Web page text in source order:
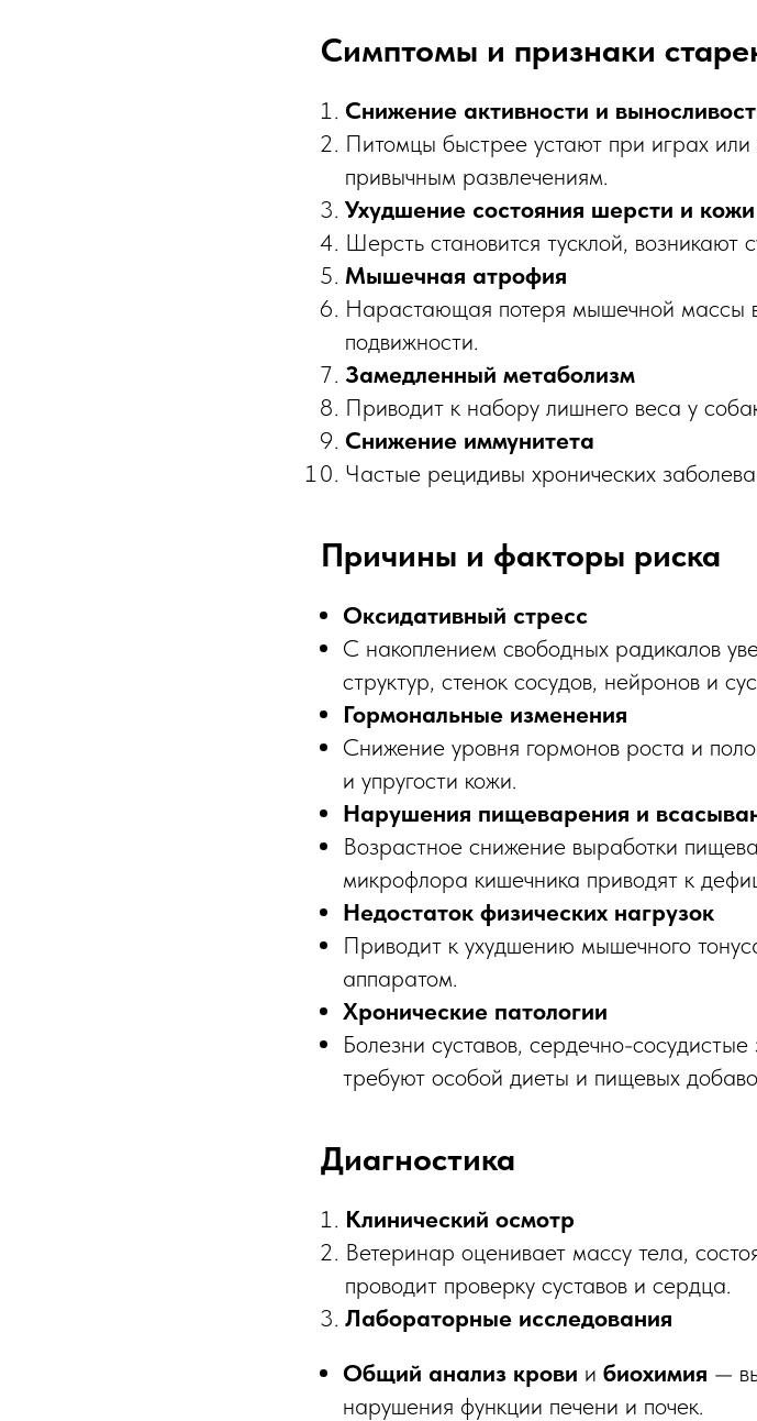
Симптомы и признаки
Снижение активности и
Питомцы быстрее устают при играх или
привычным развлечениям.
Ухудшение состояния шерсти и кожи
Шерсть становится тусклой, возникают
Мышечная атрофия
Нарастающая потеря мышечной массы
подвижности.
Замедленный метаболизм
Приводит к набору лишнего веса у
Снижение иммунитета
Частые рецидивы хронических
Причины и факторы риска
Оксидативный стресс
С накоплением свободных радикалов
структур, стенок сосудов, нейронов и
Гормональные изменения
Снижение уровня гормонов роста и
и упругости кожи.
Нарушения пищеварения и
Возрастное снижение выработки
микрофлора кишечника приводят к
Недостаток физических нагрузок
Приводит к ухудшению мышечного
аппаратом.
Хронические патологии
Болезни суставов, сердечно-
требуют особой диеты и пищевых
Диагностика
Клинический осмотр
Ветеринар оценивает массу тела,
проводит проверку суставов и сердца.
Лабораторные исследования
Общий анализ крови и биохимия —
нарушения функции печени и почек.